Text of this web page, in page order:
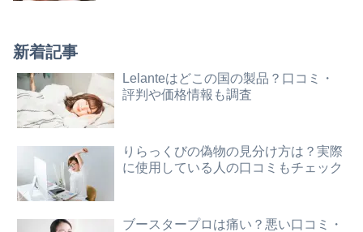
新着記事
Lelanteはどこの国の製品？口コミ・
評判や価格情報も調査
りらっくびの偽物の見分け方は？実際
に使用している人の口コミもチェック
ブースタープロは痛い？悪い口コミ・